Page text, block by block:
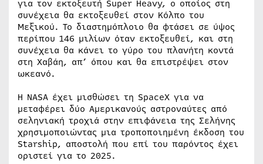
για τον εκτοξευτή Super Heavy, ο οποίος στη
συνέχεια θα εκτοξευθεί στον Κόλπο του
Μεξικού. Το διαστημόπλοιο θα φτάσει σε ύψος
περίπου 146 μιλίων όταν εκτοξευθεί, και στη
συνέχεια θα κάνει το γύρο του πλανήτη κοντά
στη Χαβάη, απ’ όπου και θα επιστρέψει στον
ωκεανό.
Η NASA έχει μισθώσει τη SpaceX για να
μεταφέρει δύο Αμερικανούς αστροναύτες από
σεληνιακή τροχιά στην επιφάνεια της Σελήνης
χρησιμοποιώντας μια τροποποιημένη έκδοση του
Starship, αποστολή που επί του παρόντος έχει
οριστεί για το 2025.